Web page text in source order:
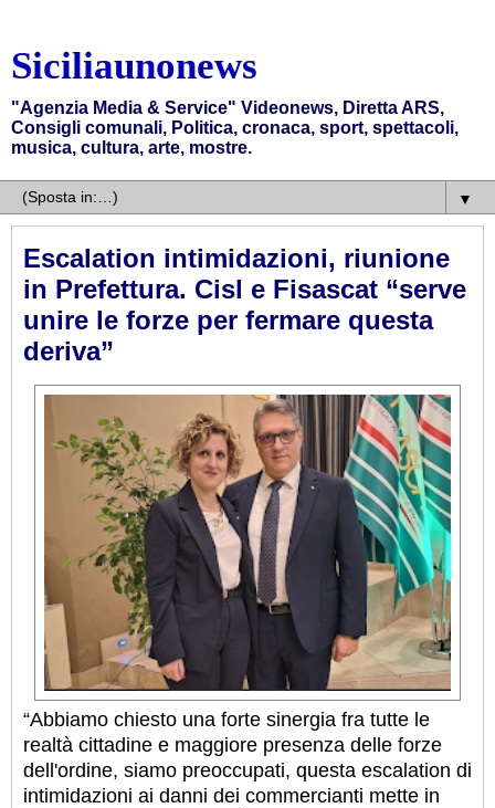
Siciliaunonews
"Agenzia Media & Service" Videonews, Diretta ARS,
Consigli comunali, Politica, cronaca, sport, spettacoli,
musica, cultura, arte, mostre.
▼
Escalation intimidazioni, riunione
in Prefettura. Cisl e Fisascat “serve
unire le forze per fermare questa
deriva”
“Abbiamo chiesto una forte sinergia fra tutte le
realtà cittadine e maggiore presenza delle forze
dell'ordine, siamo preoccupati, questa escalation di
intimidazioni ai danni dei commercianti mette in